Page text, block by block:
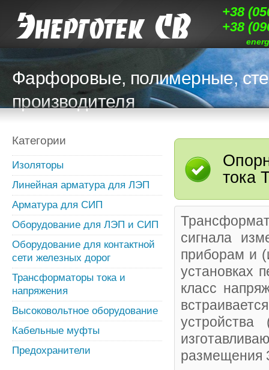
+38
+38
Фарфоровые, полимерные,
производителя
Категории
Изоляторы
Линейная арматура для ЛЭП
Арматура для СИП
Оборудование для ЛЭП и СИП
Оборудование для контактной
сети железных дорог
Трансформаторы тока и
напряжения
Высоковольтное оборудование
Кабельные муфты
Предохранители
тока
сигнала
приборам и
установках
класс
размещения